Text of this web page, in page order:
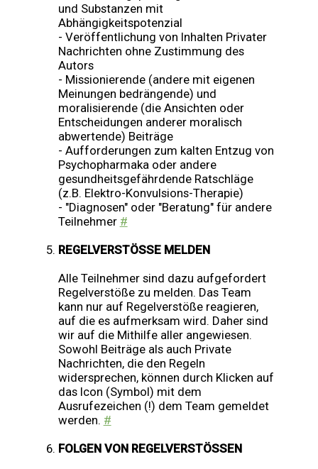
und Substanzen mit
Abhängigkeitspotenzial
- Veröffentlichung von Inhalten Privater
Nachrichten ohne Zustimmung des
Autors
- Missionierende (andere mit eigenen
Meinungen bedrängende) und
moralisierende (die Ansichten oder
Entscheidungen anderer moralisch
abwertende) Beiträge
- Aufforderungen zum kalten Entzug von
Psychopharmaka oder andere
gesundheitsgefährdende Ratschläge
(z.B. Elektro-Konvulsions-Therapie)
- "Diagnosen" oder "Beratung" für andere
Teilnehmer #
REGELVERSTÖSSE MELDEN
Alle Teilnehmer sind dazu aufgefordert
Regelverstöße zu melden. Das Team
kann nur auf Regelverstöße reagieren,
auf die es aufmerksam wird. Daher sind
wir auf die Mithilfe aller angewiesen.
Sowohl Beiträge als auch Private
Nachrichten, die den Regeln
widersprechen, können durch Klicken auf
das Icon (Symbol) mit dem
Ausrufezeichen (!) dem Team gemeldet
werden. #
FOLGEN VON REGELVERSTÖSSEN